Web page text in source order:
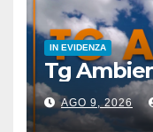
IN EVIDENZA
Tg
AGO 9, 2026